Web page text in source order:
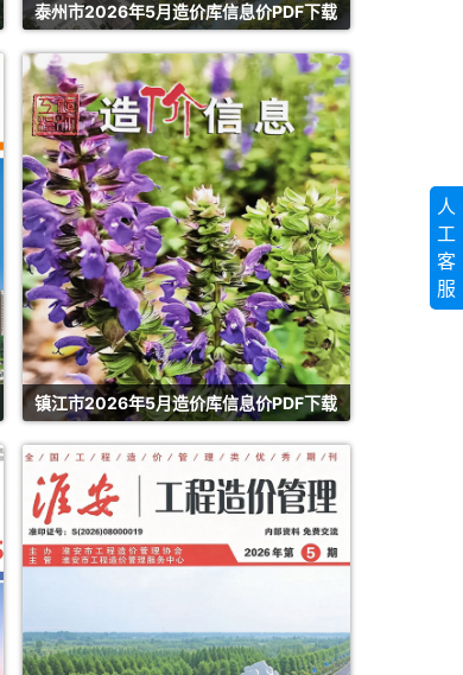
泰州市2026年5月造价库信息价PDF下载
镇江市2026年5月造价库信息价PDF下载
人
工
客
服